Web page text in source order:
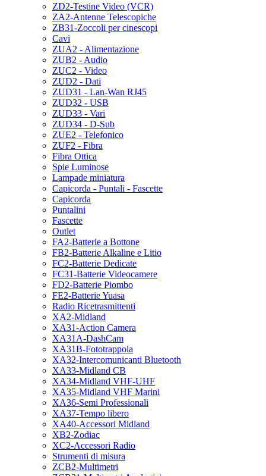
ZD2-Testine Video (VCR)
ZA2-Antenne Telescopiche
ZB31-Zoccoli per cinescopi
Cavi
ZUA2 - Alimentazione
ZUB2 - Audio
ZUC2 - Video
ZUD2 - Dati
ZUD31 - Lan-Wan RJ45
ZUD32 - USB
ZUD33 - Vari
ZUD34 - D-Sub
ZUE2 - Telefonico
ZUF2 - Fibra
Fibra Ottica
Spie Luminose
Lampade miniatura
Capicorda - Puntali - Fascette
Capicorda
Puntalini
Fascette
Outlet
FA2-Batterie a Bottone
FB2-Batterie Alkaline e Litio
FC2-Batterie Dedicate
FC31-Batterie Videocamere
FD2-Batterie Piombo
FE2-Batterie Yuasa
Radio Ricetrasmittenti
XA2-Midland
XA31-Action Camera
XA31A-DashCam
XA31B-Fototrappola
XA32-Intercomunicanti Bluetooth
XA33-Midland CB
XA34-Midland VHF-UHF
XA35-Midland VHF Marini
XA36-Semi Professionali
XA37-Tempo libero
XA40-Accessori Midland
XB2-Zodiac
XC2-Accessori Radio
Strumenti di misura
ZCB2-Multimetri